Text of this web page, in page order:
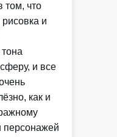
том, что
и
и все
как и
персонажей